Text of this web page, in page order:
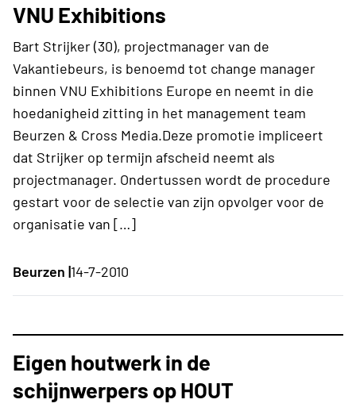
VNU Exhibitions
Bart Strijker (30), projectmanager van de
Vakantiebeurs, is benoemd tot change manager
binnen VNU Exhibitions Europe en neemt in die
hoedanigheid zitting in het management team
Beurzen & Cross Media.Deze promotie impliceert
dat Strijker op termijn afscheid neemt als
projectmanager. Ondertussen wordt de procedure
gestart voor de selectie van zijn opvolger voor de
organisatie van […]
Beurzen |14-7-2010
Eigen houtwerk in de
schijnwerpers op HOUT